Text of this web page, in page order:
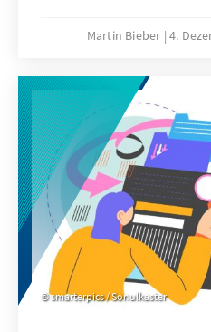
Kirchenmitglieder.
Militärseelsorge der
begleiten Soldatinnen
Auslandseinsätzen.
Martin Bieber 4.
smarterpics / Sonulkaster